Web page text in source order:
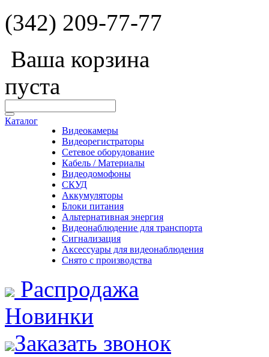
(342) 209-77-77
Ваша корзина
пуста
Каталог
Видеокамеры
Видеорегистраторы
Сетевое оборудование
Кабель / Материалы
Видеодомофоны
СКУД
Аккумуляторы
Блоки питания
Альтернативная энергия
Видеонаблюдение для транспорта
Сигнализация
Аксессуары для видеонаблюдения
Снято с производства
Распродажа
Новинки
Заказать звонок